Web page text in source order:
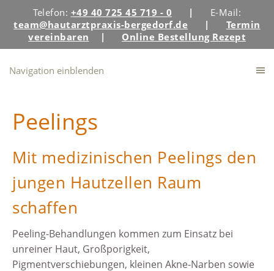
Telefon: +49 40 725 45 719 - 0 |
E-Mail:
team@hautarztpraxis-bergedorf.de | Termin
vereinbaren | Online Bestellung Rezept
Navigation einblenden
Peelings
Mit medizinischen Peelings den
jungen Hautzellen Raum
schaffen
Peeling-Behandlungen kommen zum Einsatz bei
unreiner Haut, Großporigkeit,
Pigmentverschiebungen, kleinen Akne-Narben sowie